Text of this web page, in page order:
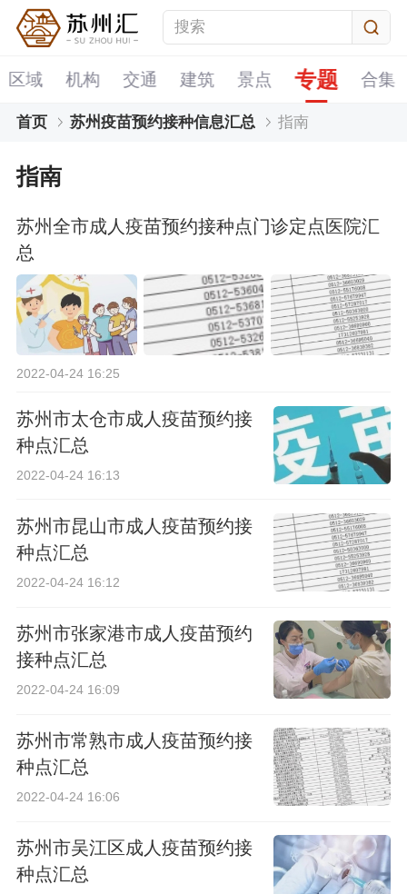
区域 机构 交通 建筑 景点 专题 合集
首页 苏州疫苗预约接种信息汇总 指南
指南
苏州全市成人疫苗预约接种点门诊定点医院汇
总
2022-04-24 16:25
苏州市太仓市成人疫苗预约接
种点汇总
2022-04-24 16:13
苏州市昆山市成人疫苗预约接
种点汇总
2022-04-24 16:12
苏州市张家港市成人疫苗预约
接种点汇总
2022-04-24 16:09
苏州市常熟市成人疫苗预约接
种点汇总
2022-04-24 16:06
苏州市吴江区成人疫苗预约接
种点汇总